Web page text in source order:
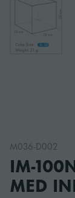
M036-D002
IM-
MED